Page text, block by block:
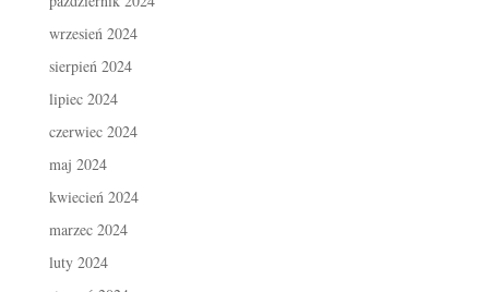
wrzesień 2024
sierpień 2024
lipiec 2024
czerwiec 2024
maj 2024
kwiecień 2024
marzec 2024
luty 2024